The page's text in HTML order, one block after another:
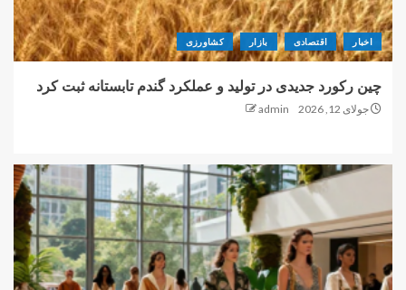
اخبار اقتصادی بازار کشاورزی
چین رکورد جدیدی در تولید و عملکرد گندم تابستانه ثبت کرد
جولای 12, 2026 admin